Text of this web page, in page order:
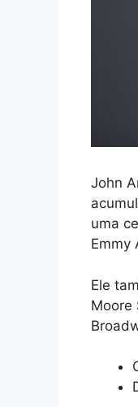
John
uma
Emmy
Ele
Moore